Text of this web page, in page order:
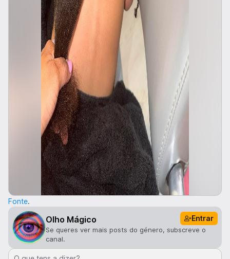
Fonte.
Olho Mágico Entrar
Se queres ver mais posts do género, subscreve o
canal.